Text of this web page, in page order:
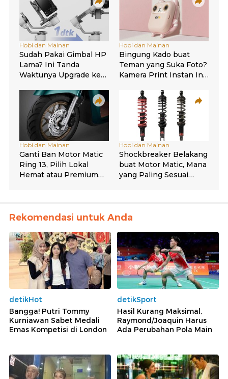
Rekomendasi untuk Anda
detikHot
Bangga! Putri Tommy
Kurniawan Sabet Medali
Emas Kompetisi di London
detikSport
Hasil Kurang Maksimal,
Raymond/Joaquin Harus
Ada Perubahan Pola Main